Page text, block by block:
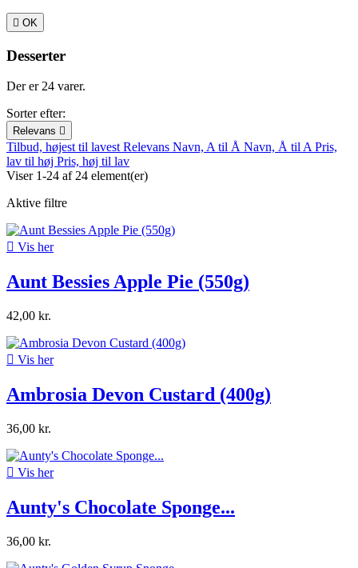
 OK
Desserter
Der er 24 varer.
Sorter efter:
Relevans 
Tilbud, højest til lavestRelevans Navn, A til Å Navn, Å til APris,
lav til høj Pris, høj til lav
Viser 1-24 af 24 element(er)
Aktive filtre
 Vis her
Aunt Bessies Apple Pie (550g)
42,00 kr.
 Vis her
Ambrosia Devon Custard (400g)
36,00 kr.
 Vis her
Aunty's Chocolate Sponge...
36,00 kr.